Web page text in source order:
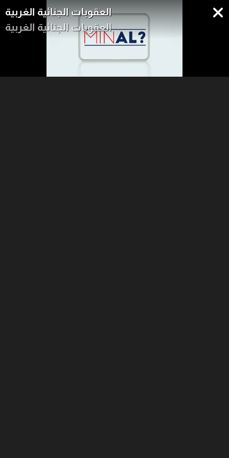
العقوبات الجنائية الغربية
العقوبات الجنائية الغربية